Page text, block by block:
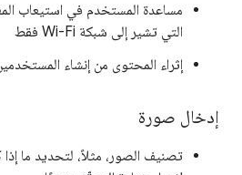
مساعدة المستخدم في استيعاب
التي تشير إلى شبكة Wi-Fi فقط
إثراء المحتوى من إنشاء
إدخال صورة
تصنيف الصور، مثلاً، لتحديد ما